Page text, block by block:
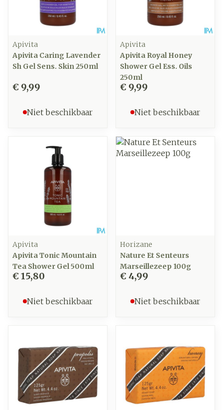
Apivita
Apivita Caring Lavender
Sh Gel Sens. Skin 250ml
€ 9,99
Niet beschikbaar
Apivita
Apivita Royal Honey
Shower Gel Ess. Oils
250ml
€ 9,99
Niet beschikbaar
Apivita
Apivita Tonic Mountain
Tea Shower Gel 500ml
€ 15,80
Niet beschikbaar
Horizane
Nature Et Senteurs
Marseillezeep 100g
€ 4,99
Niet beschikbaar